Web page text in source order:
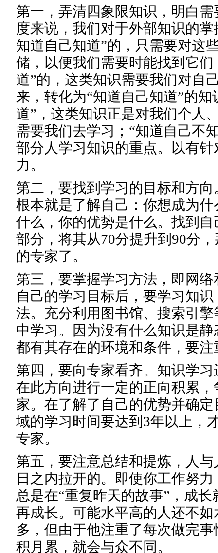
第一，弄清四象限知识，明白
度来说，我们对于外部知识的
知道自己知道”的，只需要对这
储，以便我们需要时能找到它们
道”的，这类知识需要我们对自
来，转化为“知道自己知道”的
道”，这类知识正是对我们个人
需要我们去学习；“知道自己不
部分人学习知识的重点。以有
力。
第二，要找到学习的目标和方
根本就是了解自己：你想成为
什么，你的优势是什么。找到
部分，将其从70分提升到90分
的专家了。
第三，要掌握学习方法，即网
自己的学习目标后，要学习知
法。充分利用图书馆、搜索引
中学习。因为没有什么知识是
都有其存在的环境和条件，要
第四，要向专家看齐。知识学
在此方向进行一定的正向积累
家。在了解了自己的优势并确
域的学习时间要达到3年以上，
专家。
第五，要注意总结和提炼，人
日之内拉开的。即使你工作努
总是在“重复昨天的故事”，成
再成长。可能水平高的人还不
多，但由于他注重了每次做完
积月累，就会与众不同。